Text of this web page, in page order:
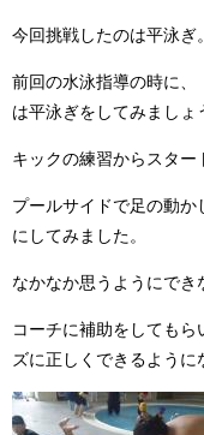
今回挑戦したのは平泳ぎ。
前回の水泳指導の時に、
は平泳ぎをしてみましょ
キックの練習からスター
プールサイドで足の動
にしてみました。
なかなか思うようにでき
コーチに補助をしても
ズに正しくできるように